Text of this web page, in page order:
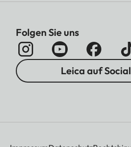
Folgen Sie uns
Leica auf